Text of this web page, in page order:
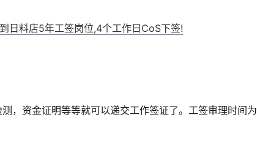
日料店5年工签岗位,4个工作日CoS下签!
，资金证明等等就可以递交工作签证了。工签审理时间为